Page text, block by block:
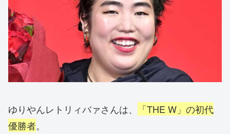
ゆりやんレトリィバァさんは、
「THE W」の初代
優勝者。